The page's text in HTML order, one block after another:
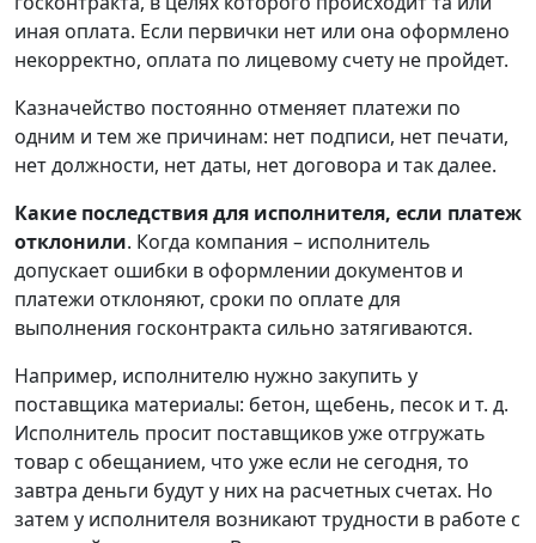
иная оплата. Если первички нет или она оформлено
некорректно, оплата по лицевому счету не пройдет.
Казначейство постоянно отменяет платежи по
одним и тем же причинам: нет подписи, нет печати,
нет должности, нет даты, нет договора и так далее.
Какие последствия для исполнителя, если платеж
отклонили. Когда компания – исполнитель
допускает ошибки в оформлении документов и
платежи отклоняют, сроки по оплате для
выполнения госконтракта сильно затягиваются.
Например, исполнителю нужно закупить у
поставщика материалы: бетон, щебень, песок и т. д.
Исполнитель просит поставщиков уже отгружать
товар с обещанием, что уже если не сегодня, то
завтра деньги будут у них на расчетных счетах. Но
затем у исполнителя возникают трудности в работе с